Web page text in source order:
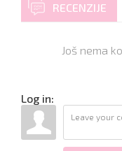
RECENZIJE
Još nema
Log in: